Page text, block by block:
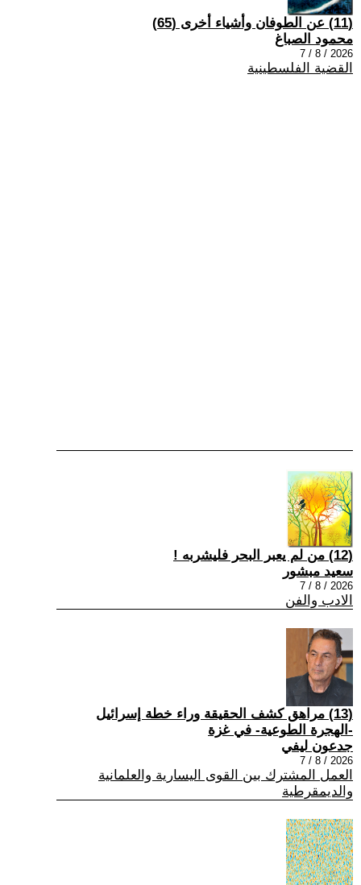
(11) عن الطوفان وأشياء أخرى (65)
محمود الصباغ
2026 / 8 / 7
القضية الفلسطينية
(12) من لم يعبر البحر فليشربه !
سعيد مبشور
2026 / 8 / 7
الادب والفن
(13) مراهق كشف الحقيقة وراء خطة إسرائيل
-الهجرة الطوعية- في غزة
جدعون ليفي
2026 / 8 / 7
العمل المشترك بين القوى اليسارية والعلمانية
والديمقرطية